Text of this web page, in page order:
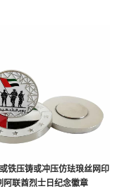
铁压铸或冲压仿珐琅丝网印
阿联酋烈士日纪念徽章